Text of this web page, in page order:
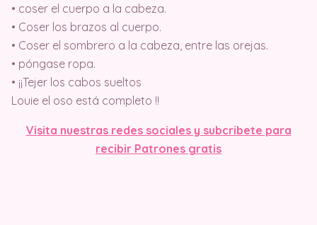
• coser el cuerpo a la cabeza.
• Coser los brazos al cuerpo.
• Coser el sombrero a la cabeza, entre las orejas.
• póngase ropa.
• ¡¡Tejer los cabos sueltos
Louie el oso está completo !!
Visita nuestras redes sociales y subcribete para
recibir Patrones gratis